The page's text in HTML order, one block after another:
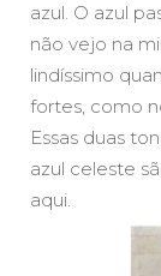
azul. O azul
não vejo na
lindíssimo
fortes, como
Essas duas
azul celeste
aqui.